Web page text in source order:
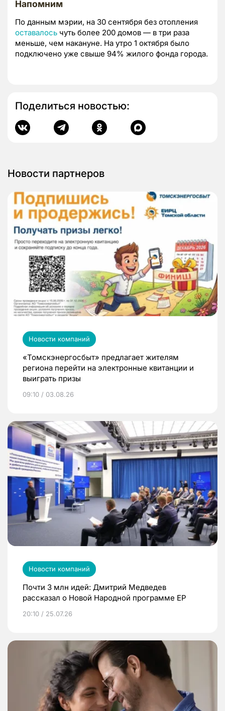
Напомним
По данным мэрии, на 30 сентября без отопления
оставалось чуть более 200 домов — в три раза
меньше, чем накануне. На утро 1 октября было
подключено уже свыше 94% жилого фонда города.
Поделиться новостью:
Новости партнеров
Новости компаний
«Томскэнергосбыт» предлагает жителям
региона перейти на электронные квитанции и
выиграть призы
09:10 / 03.08.26
Новости компаний
Почти 3 млн идей: Дмитрий Медведев
рассказал о Новой Народной программе ЕР
20:10 / 25.07.26